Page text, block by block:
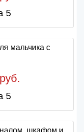
5
5